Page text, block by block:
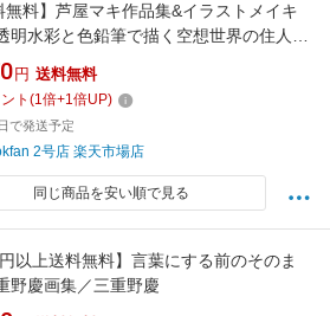
無料】芦屋マキ作品集&イラストメイキ
明水彩と色鉛筆で描く空想世界の住人／
円 送料無料
ト (1倍+1倍UP)
で発送予定
2号店 楽天市場店
同じ商品を安い順で見る
円以上送料無料】言葉にする前のそのま
野慶画集／三重野慶